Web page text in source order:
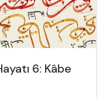
6: Kâbe